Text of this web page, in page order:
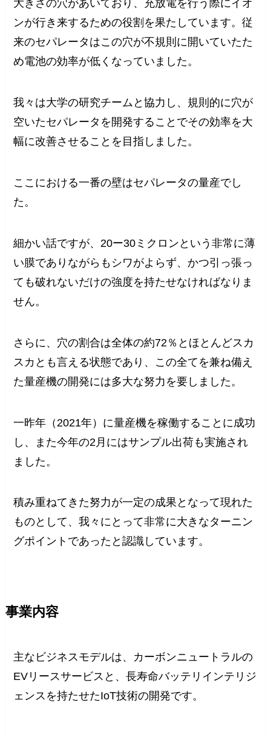
大きさの穴があいており、充放電を行う際にイオ
ンが行き来するための役割を果たしています。従
来のセパレータはこの穴が不規則に開いていたた
め電池の効率が低くなっていました。
我々は大学の研究チームと協力し、規則的に穴が
空いたセパレータを開発することでその効率を大
幅に改善させることを目指しました。
ここにおける一番の壁はセパレータの量産でし
た。
細かい話ですが、20ー30ミクロンという非常に薄
い膜でありながらもシワがよらず、かつ引っ張っ
ても破れないだけの強度を持たせなければなりま
せん。
さらに、穴の割合は全体の約72％とほとんどスカ
スカとも言える状態であり、この全てを兼ね備え
た量産機の開発には多大な努力を要しました。
一昨年（2021年）に量産機を稼働することに成功
し、また今年の2月にはサンプル出荷も実施され
ました。
積み重ねてきた努力が一定の成果となって現れた
ものとして、我々にとって非常に大きなターニン
グポイントであったと認識しています。
事業内容
主なビジネスモデルは、カーボンニュートラルの
EVリースサービスと、長寿命バッテリインテリジ
ェンスを持たせたIoT技術の開発です。